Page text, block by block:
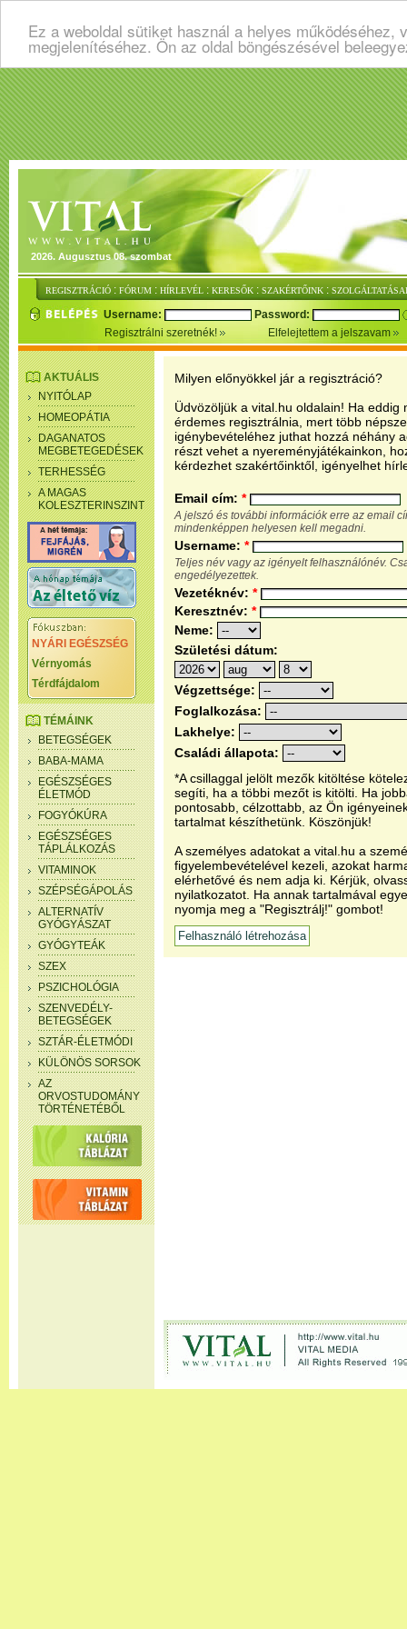
Ez a weboldal sütiket használ a helyes
megjelenítéséhez. Ön az oldal böngészésével
2026. Augusztus 08. szombat
REGISZTRÁCIÓ : FÓRUM : HÍRLEVÉL : KERESŐK : SZAKÉRTŐINK :
Username:
Password:
Regisztrálni szeretnék!
Elfelejtettem a jelszavam
AKTUÁLIS
NYITÓLAP
HOMEOPÁTIA
DAGANATOS
MEGBETEGEDÉSEK
TERHESSÉG
A MAGAS
KOLESZTERINSZINT
NYÁRI EGÉSZSÉG
Vérnyomás
Térdfájdalom
TÉMÁINK
BETEGSÉGEK
BABA-MAMA
EGÉSZSÉGES
ÉLETMÓD
FOGYÓKÚRA
EGÉSZSÉGES
TÁPLÁLKOZÁS
VITAMINOK
SZÉPSÉGÁPOLÁS
ALTERNATÍV
GYÓGYÁSZAT
GYÓGYTEÁK
SZEX
PSZICHOLÓGIA
SZENVEDÉLY-
BETEGSÉGEK
SZTÁR-ÉLETMÓDI
KÜLÖNÖS SORSOK
AZ
ORVOSTUDOMÁNY
TÖRTÉNETÉBŐL
Milyen előnyökkel jár a regisztráció?
Üdvözöljük a vital.hu oldalain! Ha eddig
érdemes regisztrálnia, mert több
igénybevételéhez juthat hozzá néhány
részt vehet a nyereményjátékainkon,
kérdezhet szakértőinktől, igényelhet
Email cím: *
A jelszó és további információk erre az email
mindenképpen helyesen kell megadni.
Username: *
Teljes név vagy az igényelt felhasználónév.
engedélyezettek.
Vezetéknév: *
Keresztnév: *
Neme:
Születési dátum:
Végzettsége:
Foglalkozása:
Lakhelye:
Családi állapota:
*A csillaggal jelölt mezők kitöltése
segíti, ha a többi mezőt is kitölti. Ha
pontosabb, célzottabb, az Ön
tartalmat készíthetünk. Köszönjük!
A személyes adatokat a vital.hu a
figyelembevételével kezeli, azokat
elérhetővé és nem adja ki. Kérjük,
nyilatkozatot. Ha annak tartalmával
nyomja meg a "Regisztrálj!" gombot!